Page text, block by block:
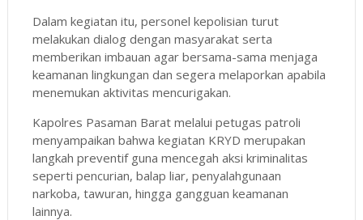
Dalam kegiatan itu, personel kepolisian turut
melakukan dialog dengan masyarakat serta
memberikan imbauan agar bersama-sama menjaga
keamanan lingkungan dan segera melaporkan apabila
menemukan aktivitas mencurigakan.
Kapolres Pasaman Barat melalui petugas patroli
menyampaikan bahwa kegiatan KRYD merupakan
langkah preventif guna mencegah aksi kriminalitas
seperti pencurian, balap liar, penyalahgunaan
narkoba, tawuran, hingga gangguan keamanan
lainnya.